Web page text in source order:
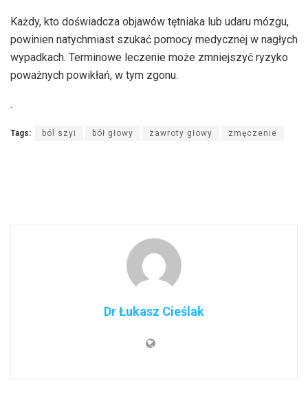
Każdy, kto doświadcza objawów tętniaka lub udaru mózgu,
powinien natychmiast szukać pomocy medycznej w nagłych
wypadkach. Terminowe leczenie może zmniejszyć ryzyko
poważnych powikłań, w tym zgonu.
.
Tags: ból szyi bół głowy zawroty głowy zmęczenie
Dr Łukasz Cieślak